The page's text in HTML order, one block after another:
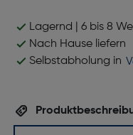
Lagernd | 6 bis 8
Nach Hause liefern
Selbstabholung in